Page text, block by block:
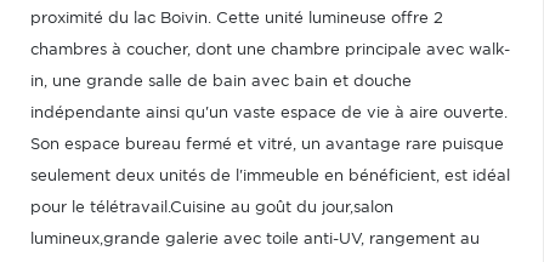
proximité du lac Boivin. Cette unité lumineuse offre 2
chambres à coucher, dont une chambre principale avec walk-
in, une grande salle de bain avec bain et douche
indépendante ainsi qu'un vaste espace de vie à aire ouverte.
Son espace bureau fermé et vitré, un avantage rare puisque
seulement deux unités de l'immeuble en bénéficient, est idéal
pour le télétravail.Cuisine au goût du jour,salon
lumineux,grande galerie avec toile anti-UV, rangement au